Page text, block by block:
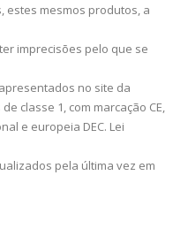
estes mesmos produtos, a
imprecisões pelo que se
no site da
classe 1, com marcação CE,
e europeia DEC. Lei
pela última vez em